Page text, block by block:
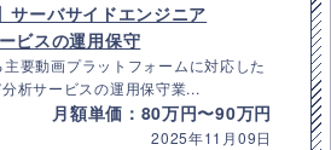
ーバサイドエンジニア
ビスの運用保守
要動画プラットフォームに対応した
析サービスの運用保守業...
月額単価：80万円〜90万円
2025年11月09日